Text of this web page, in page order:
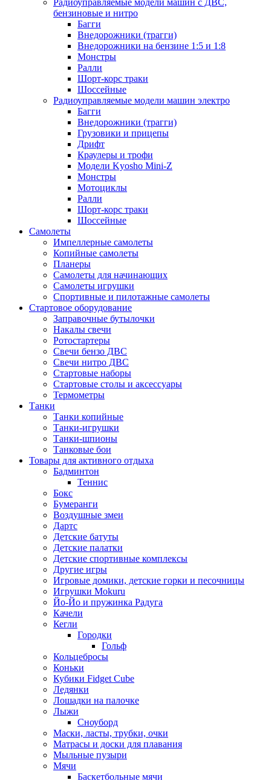
Радиоуправляемые модели машин с ДВС,
бензиновые и нитро
Багги
Внедорожники (трагги)
Внедорожники на бензине 1:5 и 1:8
Монстры
Ралли
Шорт-корс траки
Шоссейные
Радиоуправляемые модели машин электро
Багги
Внедорожники (трагги)
Грузовики и прицепы
Дрифт
Краулеры и трофи
Модели Kyosho Mini-Z
Монстры
Мотоциклы
Ралли
Шорт-корс траки
Шоссейные
Самолеты
Импеллерные самолеты
Копийные самолеты
Планеры
Самолеты для начинающих
Самолеты игрушки
Спортивные и пилотажные самолеты
Стартовое оборудование
Заправочные бутылочки
Накалы свечи
Ротостартеры
Свечи бензо ДВС
Свечи нитро ДВС
Стартовые наборы
Стартовые столы и аксессуары
Термометры
Танки
Танки копийные
Танки-игрушки
Танки-шпионы
Танковые бои
Товары для активного отдыха
Бадминтон
Теннис
Бокс
Бумеранги
Воздушные змеи
Дартс
Детские батуты
Детские палатки
Детские спортивные комплексы
Другие игры
Игровые домики, детские горки и песочницы
Игрушки Mokuru
Йо-Йо и пружинка Радуга
Качели
Кегли
Городки
Гольф
Кольцебросы
Коньки
Кубики Fidget Cube
Ледянки
Лошадки на палочке
Лыжи
Сноуборд
Маски, ласты, трубки, очки
Матрасы и доски для плавания
Мыльные пузыри
Мячи
Баскетбольные мячи